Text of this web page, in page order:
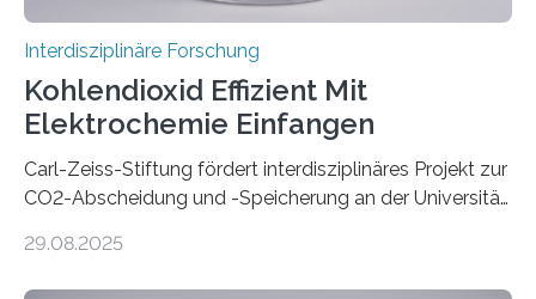
Interdisziplinäre Forschung
Kohlendioxid Effizient Mit
Elektrochemie Einfangen
Carl-Zeiss-Stiftung fördert interdisziplinäres Projekt zur
CO2-Abscheidung und -Speicherung an der Universität
von CO2-Emissionen gilt als wichtige Maßnahme zur
29.08.2025